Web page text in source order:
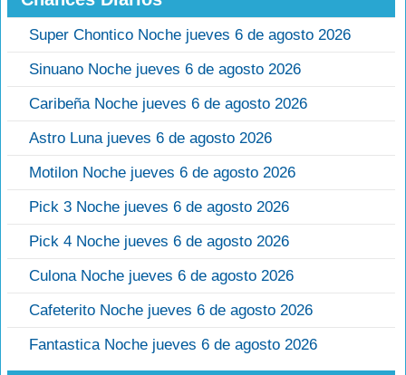
Super Chontico Noche jueves 6 de agosto 2026
Sinuano Noche jueves 6 de agosto 2026
Caribeña Noche jueves 6 de agosto 2026
Astro Luna jueves 6 de agosto 2026
Motilon Noche jueves 6 de agosto 2026
Pick 3 Noche jueves 6 de agosto 2026
Pick 4 Noche jueves 6 de agosto 2026
Culona Noche jueves 6 de agosto 2026
Cafeterito Noche jueves 6 de agosto 2026
Fantastica Noche jueves 6 de agosto 2026